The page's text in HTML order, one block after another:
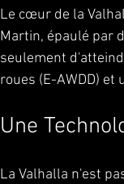
Le cœur de la
Martin, épaulé par
seulement
roues (E-AWDD)
Une
La Valhalla n'est